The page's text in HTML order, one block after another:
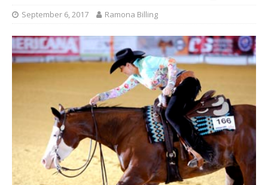
September 6, 2017 Ramona Billing